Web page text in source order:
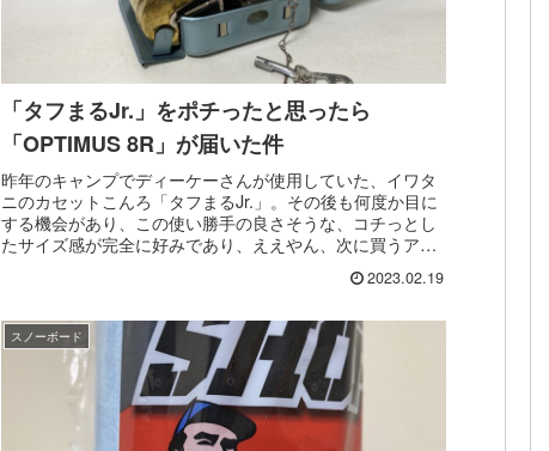
「タフまるJr.」をポチったと思ったら
「OPTIMUS 8R」が届いた件
昨年のキャンプでディーケーさんが使用していた、イワタ
ニのカセットこんろ「タフまるJr.」。その後も何度か目に
する機会があり、この使い勝手の良さそうな、コチっとし
たサイズ感が完全に好みであり、ええやん、次に買うアウ
2023.02.19
スノーボード